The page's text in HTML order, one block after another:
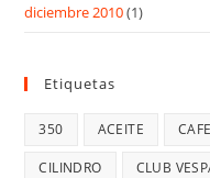
diciembre 2010(1)
Etiquetas
350 ACEITE
CILINDRO CLUB